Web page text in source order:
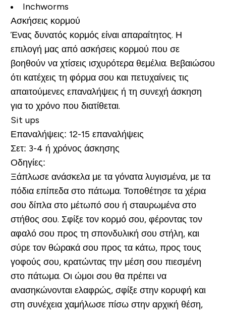
Inchworms
Ασκήσεις κορμού
Ένας δυνατός κορμός είναι απαραίτητος. Η
επιλογή μας από ασκήσεις κορμού που σε
βοηθούν να χτίσεις ισχυρότερα θεμέλια. Βεβαιώσου
ότι κατέχεις τη φόρμα σου και πετυχαίνεις τις
απαιτούμενες επαναλήψεις ή τη συνεχή άσκηση
για το χρόνο που διατίθεται.
Sit ups
Επαναλήψεις: 12-15 επαναλήψεις
Σετ: 3-4 ή χρόνος άσκησης
Οδηγίες:
Ξάπλωσε ανάσκελα με τα γόνατα λυγισμένα, με τα
πόδια επίπεδα στο πάτωμα. Τοποθέτησε τα χέρια
σου δίπλα στο μέτωπό σου ή σταυρωμένα στο
στήθος σου. Σφίξε τον κορμό σου, φέροντας τον
αφαλό σου προς τη σπονδυλική σου στήλη, και
σύρε τον θώρακά σου προς τα κάτω, προς τους
γοφούς σου, κρατώντας την μέση σου πιεσμένη
στο πάτωμα. Οι ώμοι σου θα πρέπει να
ανασηκώνονται ελαφρώς, σφίξε στην κορυφή και
στη συνέχεια χαμήλωσε πίσω στην αρχική θέση,